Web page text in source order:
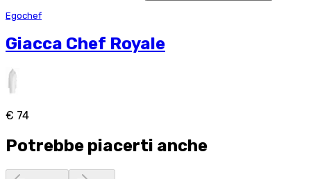
Egochef
Giacca Chef Royale
€ 74
Potrebbe piacerti anche